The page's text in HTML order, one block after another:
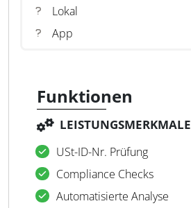
Lokal
App
Funktionen
LEISTUNGSMERKMALE
USt-ID-Nr. Prüfung
Com­pli­ance Checks
Au­to­ma­ti­sierte Ana­lyse